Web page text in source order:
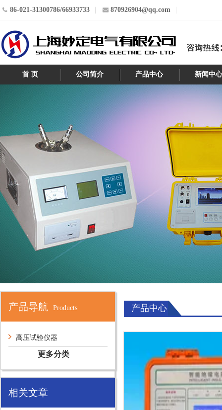
86-021-31300786/66933733 870926904@qq.com
首 页 公司简介 产品中心 新闻中
产品导航 Products
高压试验仪器
更多分类
相关文章
产品中心